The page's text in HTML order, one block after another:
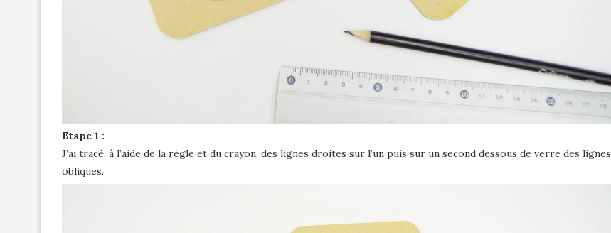
Etape 1 :
J’ai tracé, à l’aide de la règle et du crayon, des lignes droites sur l’un puis sur un second dessous de verre des lignes
obliques.